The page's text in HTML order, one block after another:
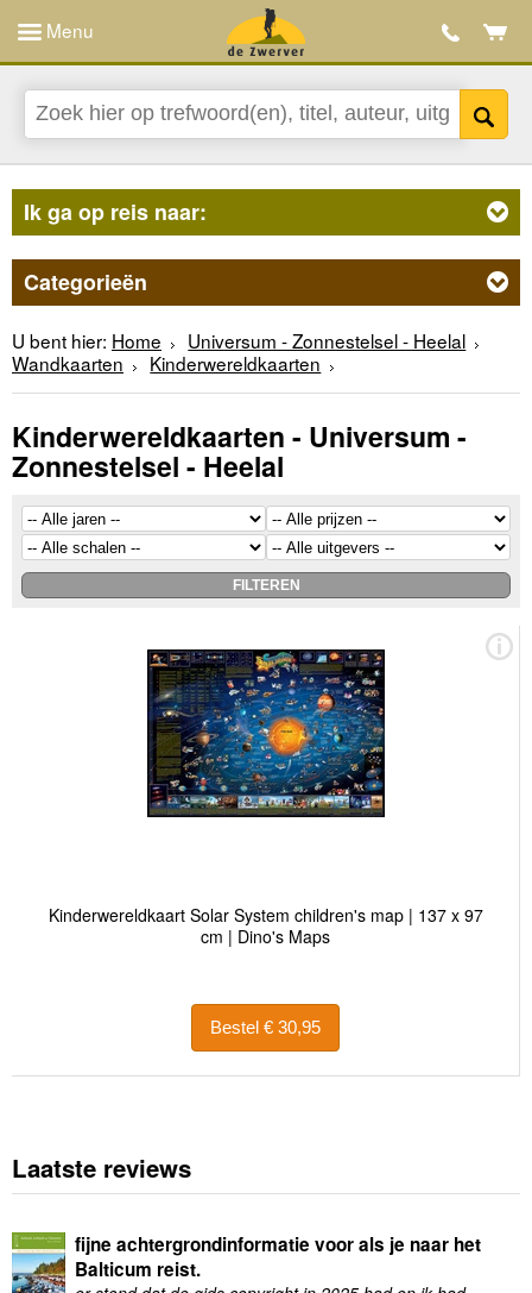
Menu
Ik ga op reis naar:
Categorieën
U bent hier: Home
Universum - Zonnestelsel - Heelal
Wandkaarten
Kinderwereldkaarten
Kinderwereldkaarten - Universum -
Zonnestelsel - Heelal
Kinderwereldkaart Solar System children's map | 137 x 97
cm | Dino's Maps
Bestel € 30,95
Laatste reviews
fijne achtergrondinformatie voor als je naar het
Balticum reist.